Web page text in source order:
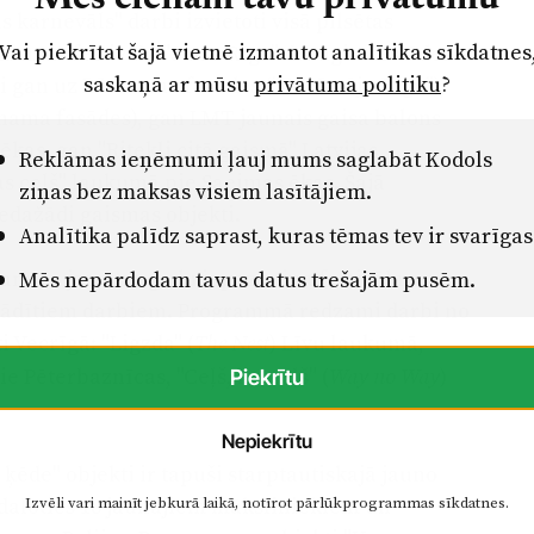
karnevāls" darbi izvietoti visā pilsētas
festivāla "Staro Rīga" draugi – iestādes
uz Rātsnama fasādes ("Es zīmēju Rīgu"),
fasādes), gan LMT jaunais gaisa balons
gan "Ritekļi citā gaismā" Latvijas
laukumā pie Saeimas ēkas. Šajā
gaismas objekti.
jau otro gadu iepazīstina festivāla
darbiem. Programmā redzami darbi no
"Ligzda" (The Nest) Līvu laukumā,
Pēterbaznīcas, "Ceļš, ne-ceļš" (
objekti ir tapuši starptautiskajā jauno
18 jaunajiem māksliniekiem un
piekrītat šajā vietnē izmantot analītikas
saskaņā ar mūsuprivātuma politiku?
Reklāmas ieņēmumi ļauj mums saglabāt Kodols
ziņas bez maksas visiem lasītājiem.
Analītika palīdz saprast, kuras tēmas tev ir
Mēs nepārdodam tavus datus trešajām pusēm.
Piekrītu
Nepiekrītu
Izvēli vari mainīt jebkurā laikā, notīrot pārlūkprogrammas sīkdatnes.